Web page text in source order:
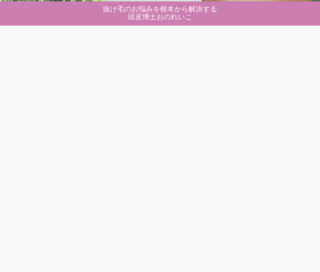
抜け毛のお悩みを根本から解決する
頭皮博士おのれいこ